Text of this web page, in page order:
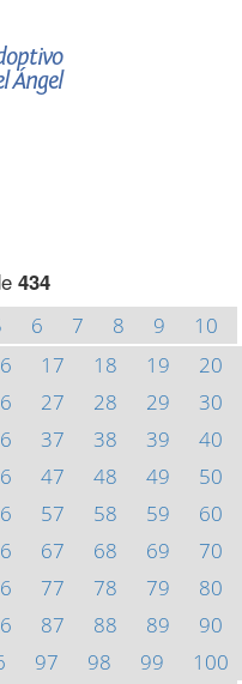
Ángel
434
6 7 8 9
10
17 18 19
20
27 28 29
30
37 38 39
40
47 48 49
50
57 58 59
60
67 68 69
70
77 78 79
80
87 88 89
90
97 98 99
100